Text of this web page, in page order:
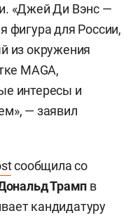
«Джей Ди Вэнс —
фигура для России,
из окружения
MAGA,
интересы и
— заявил
сообщила со
Трамп в
кандидатуру